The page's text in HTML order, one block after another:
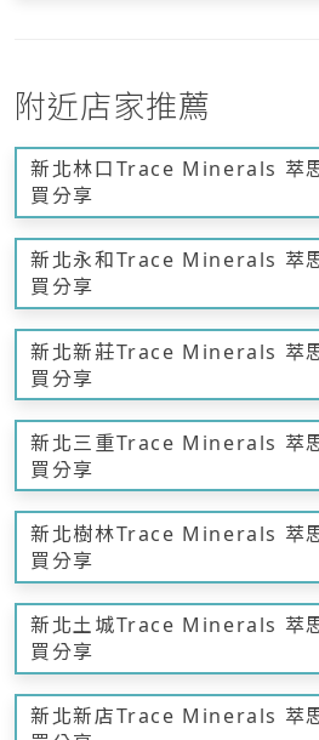
附近店家推薦
新北林口Trace Minerals 萃
買分享
新北永和Trace Minerals 萃
買分享
新北新莊Trace Minerals 萃
買分享
新北三重Trace Minerals 萃
買分享
新北樹林Trace Minerals 萃
買分享
新北土城Trace Minerals 萃
買分享
新北新店Trace Minerals 萃